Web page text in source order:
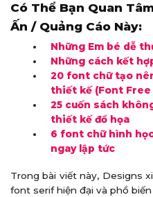
Có Thể Bạn Quan
Ấn / Quảng Cáo Này:
Những Em bé dễ
Những cách kết
20 font chữ tạo
thiết kế (Font
25 cuốn sách
thiết kế đồ họa
6 font chữ hình
ngay lập tức
Trong bài viết này, Designs
font serif hiện đại và phổ